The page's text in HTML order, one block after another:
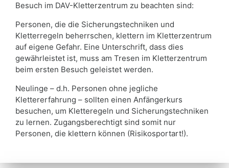
Besuch im DAV-Kletterzentrum zu beachten sind:
Personen, die die Sicherungstechniken und
Kletterregeln beherrschen, klettern im Kletterzentrum
auf eigene Gefahr. Eine Unterschrift, dass dies
gewährleistet ist, muss am Tresen im Kletterzentrum
beim ersten Besuch geleistet werden.
Neulinge – d.h. Personen ohne jegliche
Klettererfahrung – sollten einen Anfängerkurs
besuchen, um Kletteregeln und Sicherungstechniken
zu lernen. Zugangsberechtigt sind somit nur
Personen, die klettern können (Risikosportart!).